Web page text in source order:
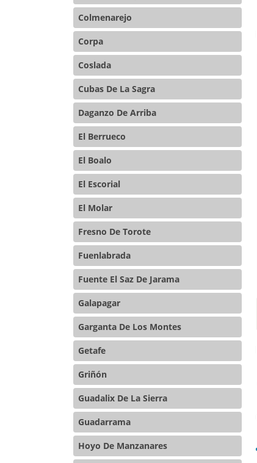
Colmenarejo
Corpa
Coslada
Cubas De La Sagra
Daganzo De Arriba
El Berrueco
El Boalo
El Escorial
El Molar
Fresno De Torote
Fuenlabrada
Fuente El Saz De Jarama
Galapagar
Garganta De Los Montes
Getafe
Griñón
Guadalix De La Sierra
Guadarrama
Hoyo De Manzanares